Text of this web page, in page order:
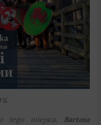
tego miejsca, Bartosz